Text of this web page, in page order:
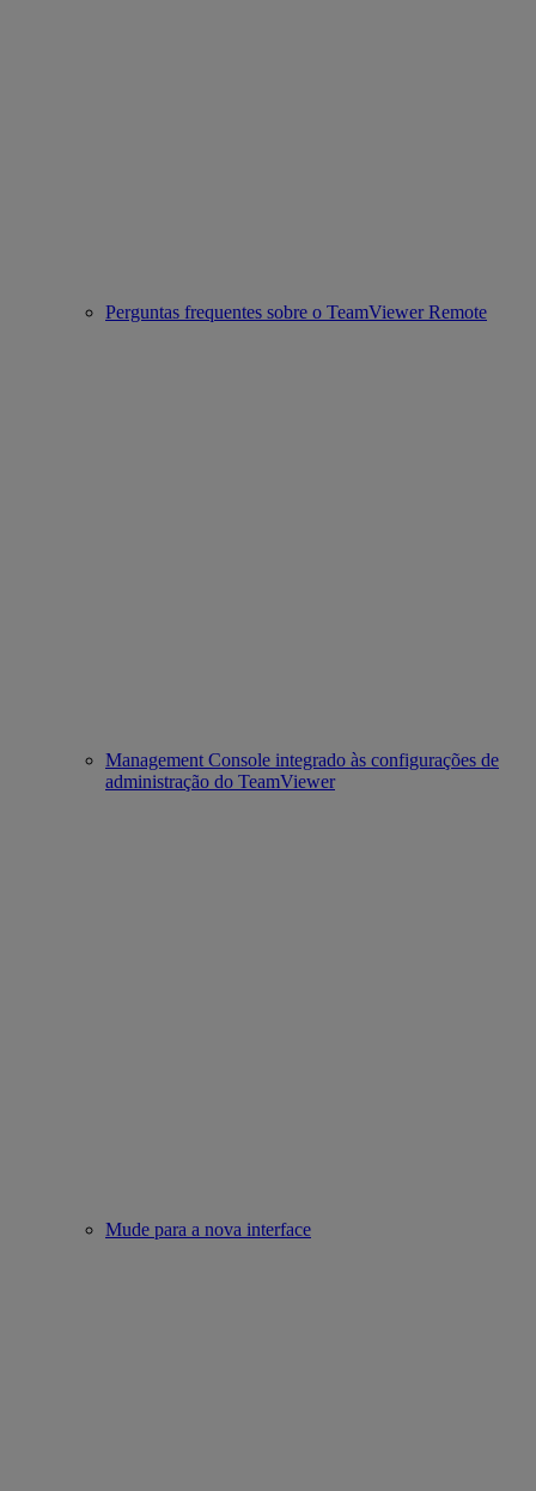
Perguntas frequentes sobre o TeamViewer Remote
Management Console integrado às configurações de
administração do TeamViewer
Mude para a nova interface